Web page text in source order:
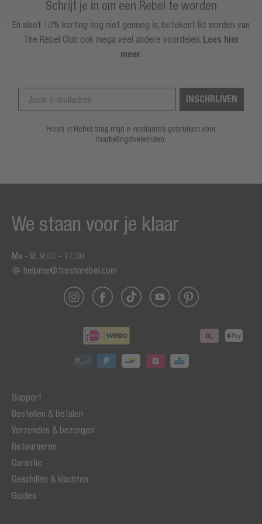
Schrijf je in om een Rebel te worden
En alsof 10% korting nog niet genoeg is, betekent lid worden van
The Rebel Club ook mega veel andere voordelen. Lees hier
meer.
INSCHRIJVEN
Fresh ’n Rebel mag mijn e-mailadres gebruiken voor
marketingdoeleinden.
Support
Bestellen & betalen
Verzenden & bezorgen
Retourneren
Garantie
Geschillen & klachten
Guides
We staan voor je klaar
Ma - Vr, 9:00 - 17:30
helpme@freshnrebel.com